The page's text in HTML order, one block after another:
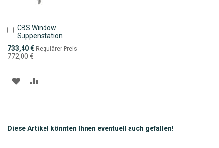
CBS Window
Suppenstation
Sonderpreis
733,40 € Regulärer Preis
772,00 €
In
den
Warenkorb
ZUR
Diese Artikel könnten Ihnen eventuell auch gefallen!